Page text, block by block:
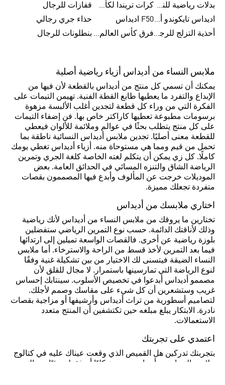
بدلات رياضية للنساء
كرات تريندا لكأس العالم FIFA 26™
قفازات للرجال
اديداس تايكوندو أورجنالزF50 اديداس
حذاء جري رجالي
أحذية التزلج للرجال
فرق كأس العالم FIFA 26™ بنطلونات للرجال
ملابس النساء من أديداس أزياء رياضية أصلية
يمكنك أن تسمي كل منتج من أديداس بالقطعة لأن فيها من
الإبداع والتفرد ما يعطيها طابع القطة الفنية. تهيمن التيمات على
الفكرة التي من وراء كل قطعة لتجدين أغلب الألبسة مزهوة
برسومات مطبوعة تعطيها كاراكتر خاص بها. فن إضفاء التيمات
على كل منتج يتطلب بحثًا في عوالم وملائمة للألوان فيعطي
للقطعة معنى أصليًا. تجدين ملابس أديداس النسائية ناطقة بما
تحمل من قيم ومما هي مستوحاة منه. أزياء أديداس تغطي يومك
كاملًا. كل زي يمكن أن يتكلم لغته الخاصة كلغة الجري وتمرين
الرياضة الشاق والتنزه المسائي في الحدائق العامة. بعض
الموديلات خرجت عن المألوف وأبدع فيها المصممون بقصات
متفردة تجعلك مميزة.
اختاري ملابسك من أديداس
تختارين ما يروقك من ملابس النساء من أديداس لأنك رياضية
وذلك لأناقتك الدائمة. حسب نوع التمرين الرياضي ستفضلين
بلوزة رياضية عن أخرى. فالقصات الواسعة تميلين إلى ارتدائها
فيما بعد التمرين لأخذ قسط من الراحة والاسترخاء. أما ملابس
النساء الضيقة فيتسنى لك الاختيار من بين تشكيلة غنية وفقًا
لنوع الرياضة التي تمارسينها باستمرار. لا مجال للقلق لأن
مصممو أديداس أبدعوا في تخصيص الأسلوب. سينتابك إحساس
غريب وستشعرين أن كل شيء على مقاسك وصمم لأجلك.
لتصاميم أسطورية من تراث أديداس وأرشيفها أو مزاجية بقصات
نادرة. الابتكار يبلغ مبلغه حين تكتشفين أن المنتج متعدد
الاستعمالات.
اعتمدي على تجربتك
بتجربتك تدركين هل القميص الذي وقعت عيناك عليه في كتالوج
ملابس النساء من أديداس مصنوع كليًا أم فقط جزئيًا من النسيج